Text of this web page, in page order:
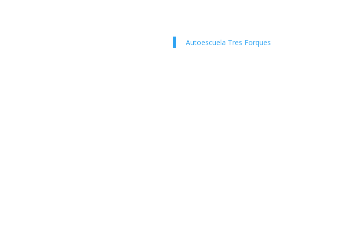
Autoescuela Tres Forques